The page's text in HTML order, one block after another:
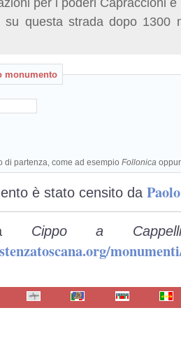
questa strada dopo 1300
monumento
di partenza, come ad esempio Follonica
è stato censito da
a Cippo a